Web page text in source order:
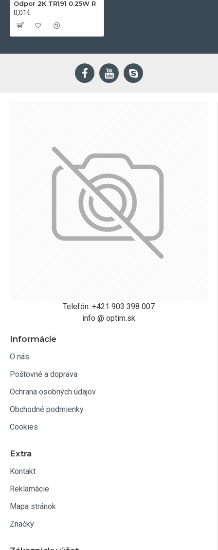
Odpor 2K TR191 0.25W R
0,01€
Telefón: +421 903 398 007
info @ optim.sk
Informácie
O nás
Poštovné a doprava
Ochrana osobných údajov
Obchodné podmienky
Cookies
Extra
Kontakt
Reklamácie
Mapa stránok
Značky